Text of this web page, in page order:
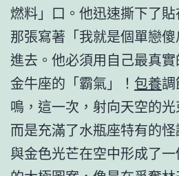
燃料」口。他迅速撕下了貼
那張寫著「我就是個單戀
進去。他必須用自己最真
金牛座的「霸氣」！ 包養
鳴，這一次，射向天空的光
而是充滿了水瓶座特有的
與金色光芒在空中形成了